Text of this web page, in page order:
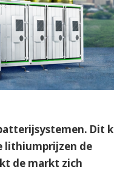
Dit
lithiumprijzen de
de markt zich